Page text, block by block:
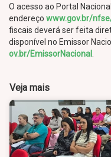
O acesso ao Portal
endereço www.gov.br/
fiscais deverá ser feita
disponível no Emissor
ov.br/EmissorNacional
Veja mais